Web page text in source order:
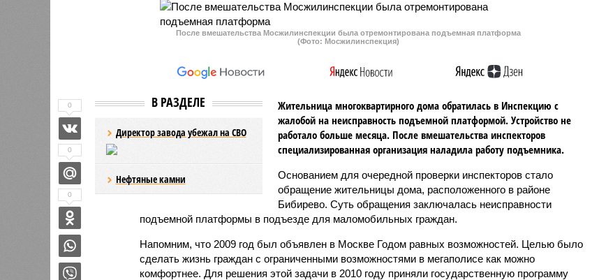
После вмешательства Мосжилинспекции была отремонтирована подъемная платформа
(Фото: Мосжилинспекция)
В РАЗДЕЛЕ
Директор завода убежал на СВО
Нефтяные камни
Жительница многоквартирного дома обратилась в Инспекцию с
жалобой на неисправность подъемной платформой. Устройство не
работало больше месяца. После вмешательства инспекторов
специализированная организация наладила работу подъемника.
Основанием для очередной проверки инспекторов стало
обращение жительницы дома, расположенного в районе
Бибирево. Суть обращения заключалась неисправности
подъемной платформы в подъезде для маломобильных граждан.
Напомним, что 2009 год был объявлен в Москве Годом равных возможностей. Целью было
сделать жизнь граждан с ограниченными возможностями в мегаполисе как можно
комфортнее. Для решения этой задачи в 2010 году приняли государственную программу
0
0
0